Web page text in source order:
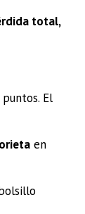
total,
El
en